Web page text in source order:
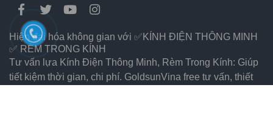
Hiện đại hóa không gian với ✅KÍNH ĐIỆN THÔNG MINH
✅ RÈM TRONG KÍNH
Tư vấn lựa Kính Điện Thông Minh, Rèm Trong Kính: Giúp
tiết kiệm thời gian, chi phí. GoldsunVina free tư vấn, thiết